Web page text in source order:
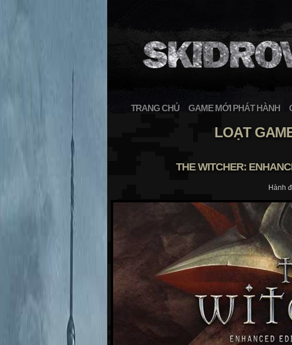
TRANG CHỦ GAME MỚI PHÁT HÀNH
LOẠT
THE WITCHER:
Hành